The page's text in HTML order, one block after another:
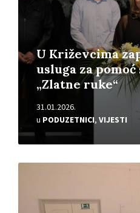
U Križevcima
usluga za
„Zlatne ruke“
31.01.2026.
u PODUZETNICI, VIJESTI
Pročitajte